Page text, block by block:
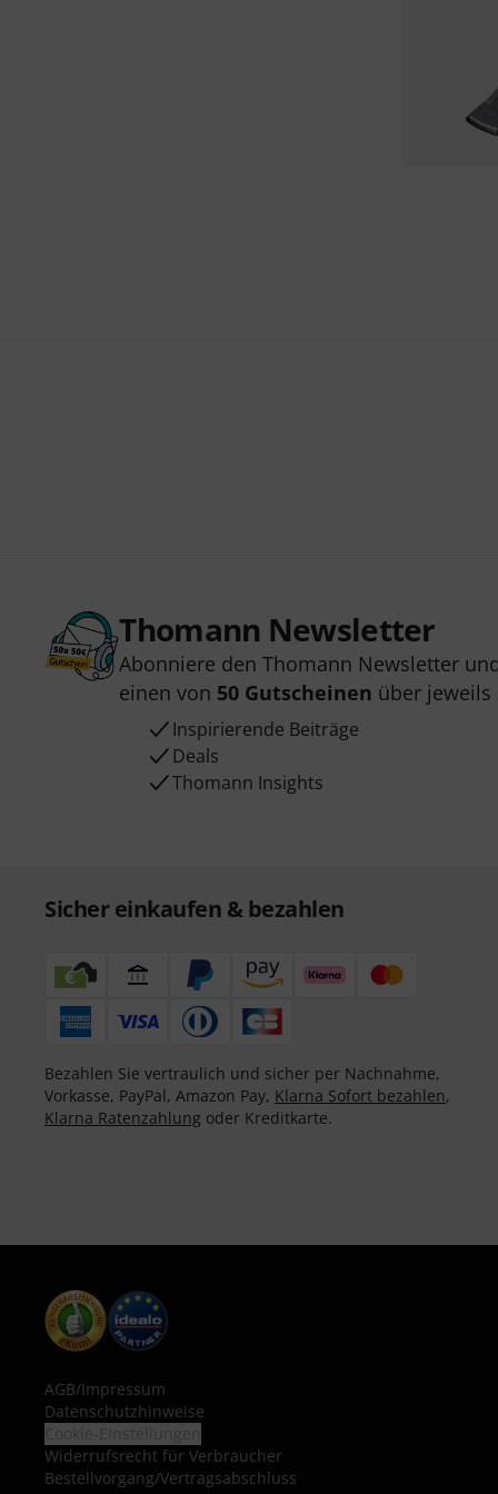
Thomann Newsletter
Abonniere den Thomann Newsletter
einen von 50 Gutscheinen über jeweils
Inspirierende Beiträge
Deals
Thomann Insights
Sicher einkaufen & bezahlen
Bezahlen Sie vertraulich und sicher per Nachnahme,
Vorkasse, PayPal, Amazon Pay, Klarna Sofort bezahlen,
Klarna Ratenzahlung oder Kreditkarte.
AGB/Impressum
Datenschutzhinweise
Widerrufsrecht für Verbraucher
Bestellvorgang/Vertragsabschluss